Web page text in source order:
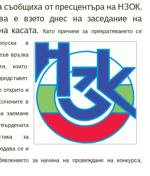
съобщиха от пресцентъра на НЗОК.
е взето днес на заседание на
касата.
Като причини за прекратяването се
в
връзка
които
открито и
в
заемане
за
се и
за начина на провеждане на конкурса,